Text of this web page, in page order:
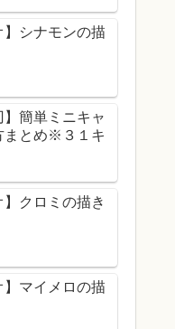
】シナモンの描
】簡単ミニキャ
まとめ※３１キ
】クロミの描き
】マイメロの描